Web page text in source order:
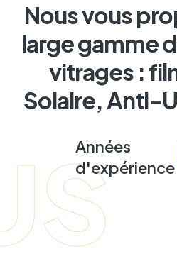
Nous vous
large gamme
vitrages :
Solaire, Anti-
Années
d'expérience